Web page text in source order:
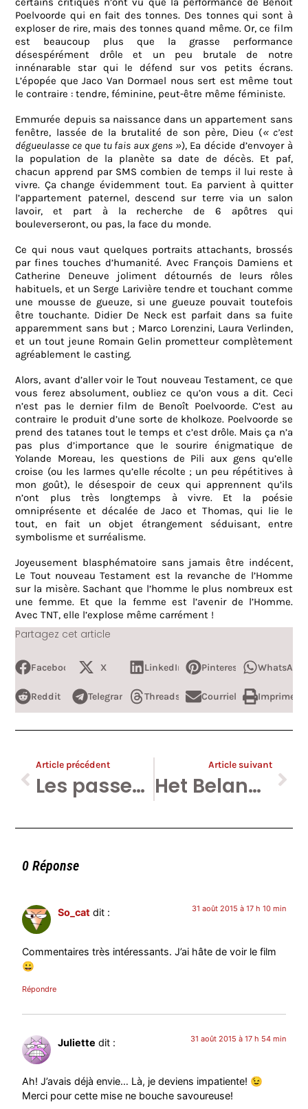
Partagez cet article
Poelvoorde qui en fait des tonnes. Des tonnes qui sont à
exploser de rire, mais des tonnes quand même. Or, ce film
est beaucoup plus que la grasse performance
désespérément drôle et un peu brutale de notre
innénarable star qui le défend sur vos petits écrans.
L’épopée que Jaco Van Dormael nous sert est même tout
le contraire : tendre, féminine, peut-être même féministe.
Emmurée depuis sa naissance dans un appartement sans
fenêtre, lassée de la brutalité de son père, Dieu (« c’est
dégueulasse ce que tu fais aux gens »), Ea décide d’envoyer à
la population de la planète sa date de décès. Et paf,
chacun apprend par SMS combien de temps il lui reste à
vivre. Ça change évidemment tout. Ea parvient à quitter
l’appartement paternel, descend sur terre via un salon
lavoir, et part à la recherche de 6 apôtres qui
bouleverseront, ou pas, la face du monde.
Ce qui nous vaut quelques portraits attachants, brossés
par fines touches d’humanité. Avec François Damiens et
Catherine Deneuve joliment détournés de leurs rôles
habituels, et un Serge Larivière tendre et touchant comme
une mousse de gueuze, si une gueuze pouvait toutefois
être touchante. Didier De Neck est parfait dans sa fuite
apparemment sans but ; Marco Lorenzini, Laura Verlinden,
et un tout jeune Romain Gelin prometteur complètement
agréablement le casting.
Alors, avant d’aller voir le Tout nouveau Testament, ce que
vous ferez absolument, oubliez ce qu’on vous a dit. Ceci
n’est pas le dernier film de Benoît Poelvoorde. C’est au
contraire le produit d’une sorte de kholkoze. Poelvoorde se
prend des tatanes tout le temps et c’est drôle. Mais ça n’a
pas plus d’importance que le sourire énigmatique de
Yolande Moreau, les questions de Pili aux gens qu’elle
croise (ou les larmes qu’elle récolte ; un peu répétitives à
mon goût), le désespoir de ceux qui apprennent qu’ils
n’ont plus très longtemps à vivre. Et la poésie
omniprésente et décalée de Jaco et Thomas, qui lie le
tout, en fait un objet étrangement séduisant, entre
symbolisme et surréalisme.
Joyeusement blasphématoire sans jamais être indécent,
Le Tout nouveau Testament est la revanche de l’Homme
sur la misère. Sachant que l’homme le plus nombreux est
une femme. Et que la femme est l’avenir de l’Homme.
Avec TNT, elle l’explose même carrément !
Facebook X LinkedIn Pinterest WhatsApp
Reddit Telegram Threads Courriel Imprimer
Article précédent
Les passeurs, boucs émissaires d’une Europe assassine.
Article suivant
Het Belang Van Limburg compare les enfants musulmans à des assassins sanguinaires.
0 Réponse
So_cat dit : 31 août 2015 à 17 h 10 min
Commentaires très intéressants. J’ai hâte de voir le film
😀
Répondre
Juliette dit : 31 août 2015 à 17 h 54 min
Ah! J’avais déjà envie… Là, je deviens impatiente! 😉
Merci pour cette mise ne bouche savoureuse!